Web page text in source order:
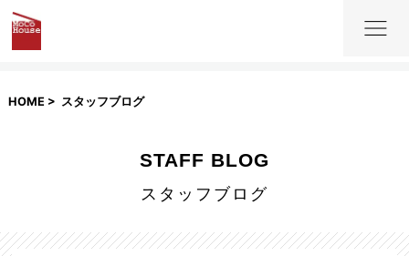
HOME スタッフブログ
STAFF BLOG
スタッフブログ